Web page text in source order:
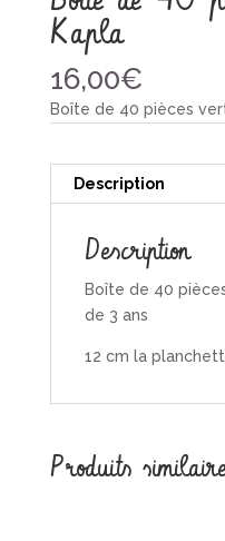
Kapla
16,00€
Boîte de 40 pièces
Description
Description
Boîte de 40
de 3 ans
12 cm la
Produits